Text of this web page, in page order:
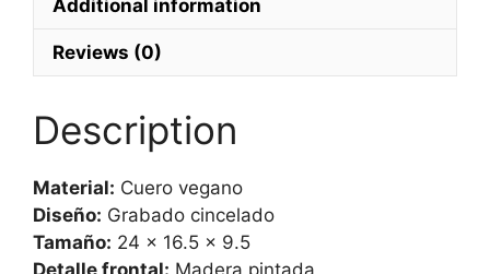
Additional information
Reviews (0)
Description
Material: Cuero vegano
Diseño: Grabado cincelado
Tamaño: 24 x 16.5 x 9.5
Detalle frontal: Madera pintada